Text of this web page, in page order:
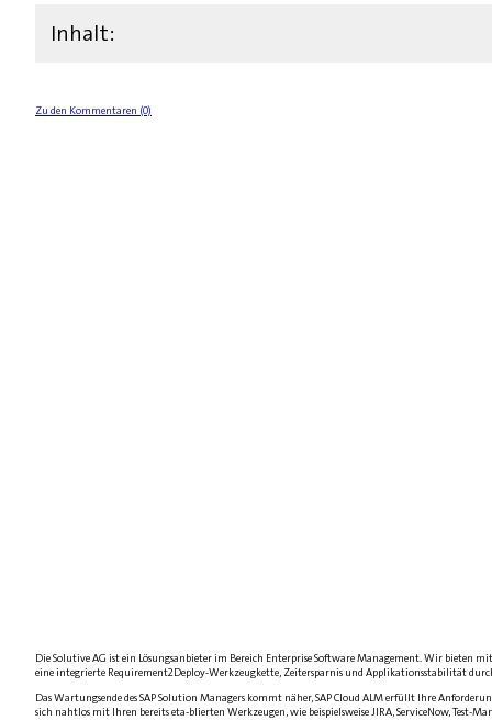
Inhalt:
Zu den Kommentaren (0)
Die Solutive AG ist ein Lösungsanbieter im Bereich Enterprise Software Management. Wir bieten
eine integrierte Requirement2Deploy-Werkzeugkette, Zeitersparnis und Applikationsstabilität
Das Wartungsende des SAP Solution Managers kommt näher, SAP Cloud ALM erfüllt Ihre
sich nahtlos mit Ihren bereits eta-blierten Werkzeugen, wie beispielsweise JIRA, ServiceNow, Test-